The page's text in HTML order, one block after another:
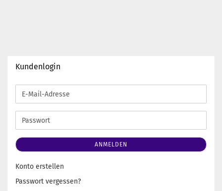
Kundenlogin
E-
Mail-
Adresse
Passwort
ANMELDEN
Konto erstellen
Passwort vergessen?